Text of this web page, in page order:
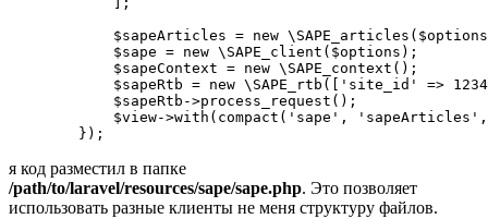
$sapeArticles = new
            $sape = new \SAPE_client($options);
            $sapeContext = new \SAPE_context();
$sapeRtb = new \SAPE_rtb(['site_id' =>
            $sapeRtb->process_request();
$view->with(compact('sape',
        });
я код разместил в папке
/path/to/laravel/resources/sape/sape.php. Это позволяет
использовать разные клиенты не меня структуру файлов.